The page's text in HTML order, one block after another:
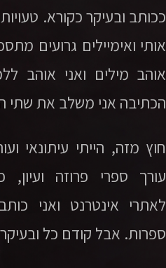
ככותב ובעיקר כקורא.
אותי ואימיילים גרועים
אוהב מילים ואני אוהב
הכתיבה אני משלב את שתי
חוץ מזה, הייתי עיתונאי
עורך ספרי פרוזה ועיון,
לאתרי אינטרנט ואני
ספרות. אבל קודם כל